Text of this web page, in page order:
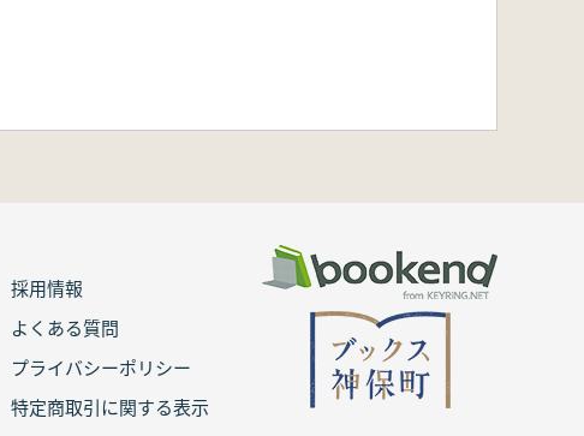
採用情報
よくある質問
プライバシーポリシー
特定商取引に関する表示